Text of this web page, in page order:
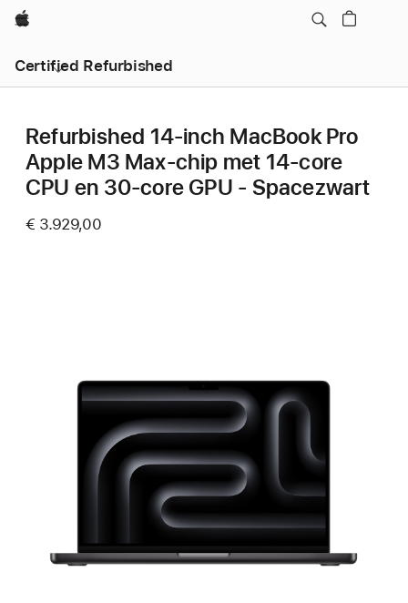
Apple
Certified Refurbished
Refurbished 14‑inch MacBook Pro
Apple M3 Max-chip met 14‑core
CPU en 30‑core GPU - Spacezwart
€ 3.929,00